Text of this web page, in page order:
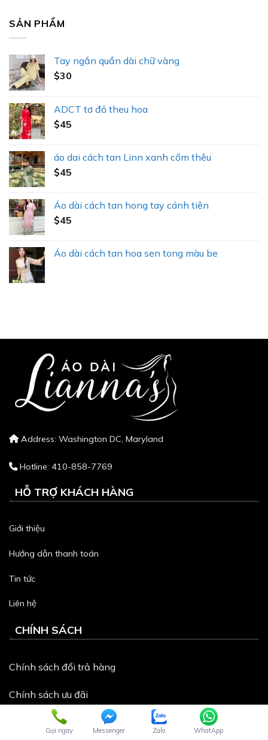
SẢN PHẨM
Tay ngắn quần dài chữ vàng
$30
ADCT tơ đỏ theu hoa
$45
áo dai cách tan Linn xanh cốm thêu
$45
Áo dài cách tan hong tay cánh tiên
$45
Áo dài cách tan hoa sen tong màu be
Address: Washington DC, Maryland
Hotline: 410-858-7769
HỖ TRỢ KHÁCH HÀNG
Giới thiệu
Hướng dẫn thanh toán
Tin tức
Liên hệ
CHÍNH SÁCH
Chính sách đổi trả hàng
Chính sách ưu đãi
Hướng dẫn mua hàng
Gọi ngay Messenger Zalo WhatApp